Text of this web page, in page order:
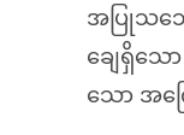
အပြုသဘ
ချေရှိသေ
သော အက